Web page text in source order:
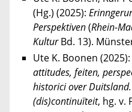
(Hg.) (2025):
Perspektiven(Rhein-
KulturBd. 13).
Ute K. Boonen (2025):
attitudes, feiten,
historici over
(dis)continuïteit, hg. v.